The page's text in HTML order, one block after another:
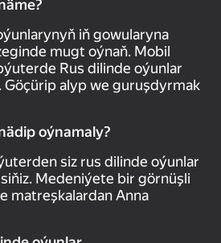
iň gowularyna
mugt oýnaň. Mobil
Rus dilinde oýunlar
Göçürip alyp we guruşdyrmak
oýnamaly?
siz rus dilinde oýunlar
Medeniýete bir görnüşli
matreşkalardan Anna